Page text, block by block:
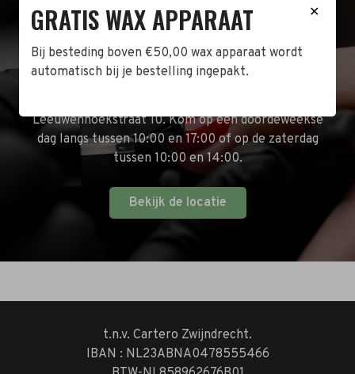
BEZOEK DE WINKEL!
Naast de online shop hebben wij ook een fysieke
Leeuwenhoekstraat 10. Kom op een doordeweekse
dag langs tussen 10:00 en 17:00 of op de zaterdag
tussen 10:00 en 14:00.
Bekijk de locatie
t.n.v. Cartero Zwijndrecht.
IBAN : NL23ABNA0478555466
✕
GRATIS WAX APPARAAT
Bij besteding boven €50,00 wax apparaat wordt
automatisch bij je bestelling ingepakt.